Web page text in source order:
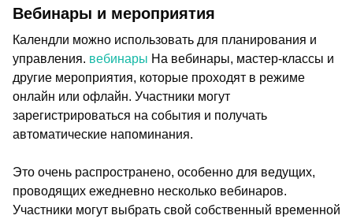
Вебинары и мероприятия
Календли можно использовать для планирования и
управления. вебинары На вебинары, мастер-классы и
другие мероприятия, которые проходят в режиме
онлайн или офлайн. Участники могут
зарегистрироваться на события и получать
автоматические напоминания.
Это очень распространено, особенно для ведущих,
проводящих ежедневно несколько вебинаров.
Участники могут выбрать свой собственный временной